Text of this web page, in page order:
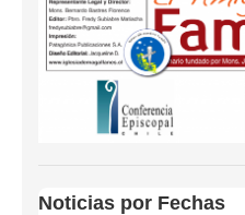
Noticias por Fechas